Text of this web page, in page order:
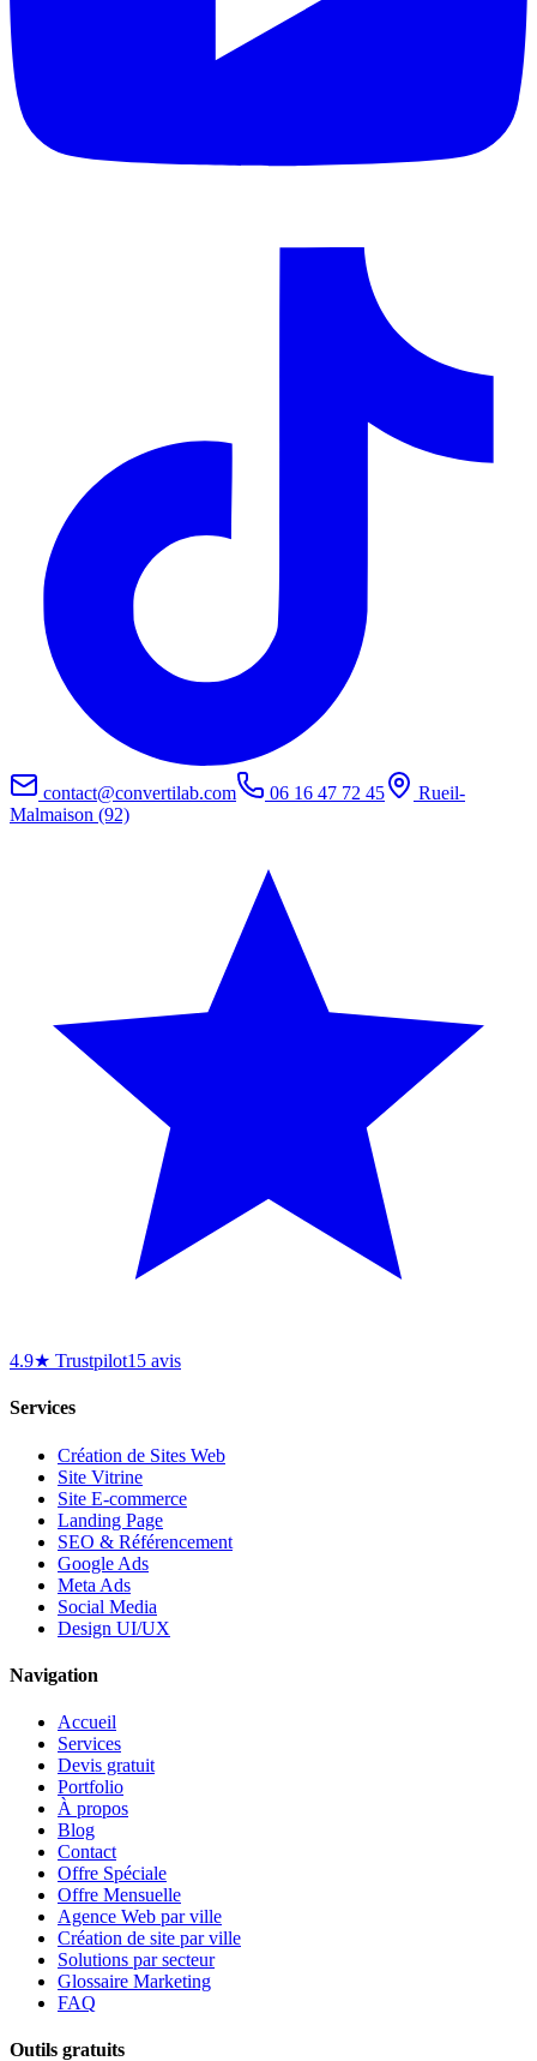
contact@convertilab.com 06 16 47 72 45
Rueil-
Malmaison (92)
4.9★ Trustpilot15 avis
Services
Création de Sites Web
Site Vitrine
Site E-commerce
Landing Page
SEO & Référencement
Google Ads
Meta Ads
Social Media
Design UI/UX
Navigation
Accueil
Services
Devis gratuit
Portfolio
À propos
Blog
Contact
Offre Spéciale
Offre Mensuelle
Agence Web par ville
Création de site par ville
Solutions par secteur
Glossaire Marketing
FAQ
Outils gratuits